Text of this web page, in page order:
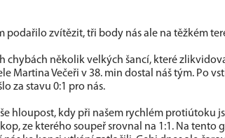
zvítězit, tři body nás ale na těžkém
několik velkých šancí, které
Martina Večeři v 38. min dostal náš tým. Po
za stavu 0:1 pro nás.
hloupost, kdy při našem rychlém protiútoku
ze kterého soupeř srovnal na 1:1. Na tento